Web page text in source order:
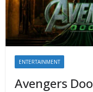
ENTERTAINMENT
Avengers